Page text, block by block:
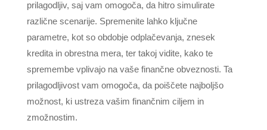
prilagodljiv, saj vam omogoča, da hitro simulirate
različne scenarije. Spremenite lahko ključne
parametre, kot so obdobje odplačevanja, znesek
kredita in obrestna mera, ter takoj vidite, kako te
spremembe vplivajo na vaše finančne obveznosti. Ta
prilagodljivost vam omogoča, da poiščete najboljšo
možnost, ki ustreza vašim finančnim ciljem in
zmožnostim.